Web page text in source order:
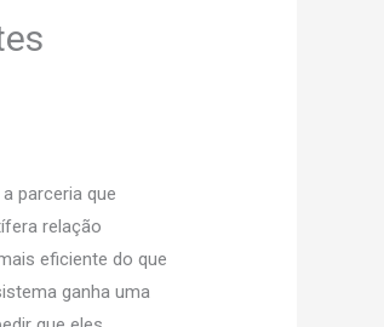
parceria que
relação
eficiente do que
ganha uma